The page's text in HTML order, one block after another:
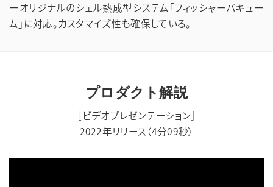
ーオリジナルのシェル熱成型システム「フィッシャーバキュー
ム」に対応。カスタマイズ性も確保している。
プロダクト解説
［ビデオプレゼンテーション］
2022年リリース（4分09秒）